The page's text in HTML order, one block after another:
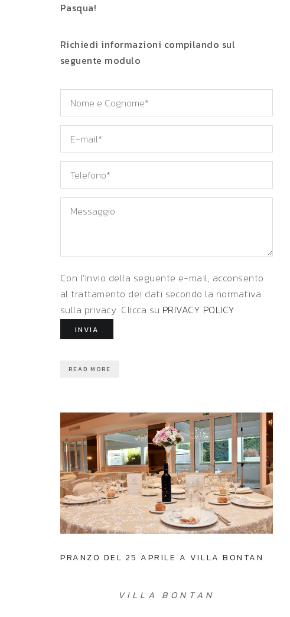
Pasqua!
Richiedi informazioni compilando sul
seguente modulo
Nome
e
Cognome*
mail*
Telefono
Messaggio
Con l'invio della seguente e-mail, acconsento
al trattamento dei dati secondo la normativa
sulla privacy. Clicca su PRIVACY POLICY
READ MORE
PRANZO DEL 25 APRILE A VILLA BONTAN
VILLA BONTAN